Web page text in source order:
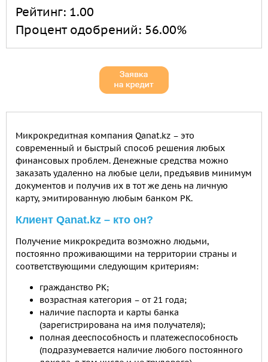
Рейтинг: 1.00
Процент одобрений: 56.00%
Микрокредитная компания Qanat.kz – это
современный и быстрый способ решения любых
финансовых проблем. Денежные средства можно
заказать удаленно на любые цели, предъявив минимум
документов и получив их в тот же день на личную
карту, эмитированную любым банком РК.
Клиент Qanat.kz – кто он?
Получение микрокредита возможно людьми,
постоянно проживающими на территории страны и
соответствующими следующим критериям:
гражданство РК;
возрастная категория – от 21 года;
наличие паспорта и карты банка
(зарегистрирована на имя получателя);
полная дееспособность и платежеспособность
(подразумевается наличие любого постоянного